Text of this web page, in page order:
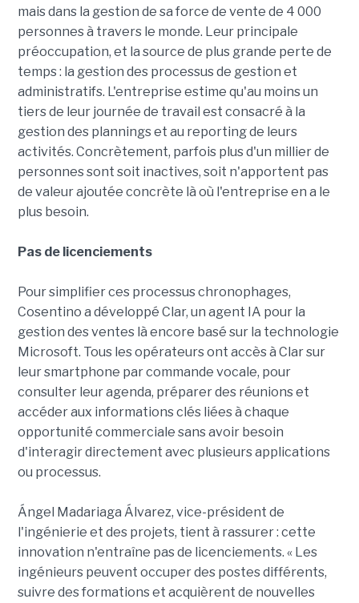
mais dans la gestion de sa force de vente de 4 000
personnes à travers le monde. Leur principale
préoccupation, et la source de plus grande perte de
temps : la gestion des processus de gestion et
administratifs. L'entreprise estime qu'au moins un
tiers de leur journée de travail est consacré à la
gestion des plannings et au reporting de leurs
activités. Concrètement, parfois plus d'un millier de
personnes sont soit inactives, soit n'apportent pas
de valeur ajoutée concrète là où l'entreprise en a le
plus besoin.
Pas de licenciements
Pour simplifier ces processus chronophages,
Cosentino a développé Clar, un agent IA pour la
gestion des ventes là encore basé sur la technologie
Microsoft. Tous les opérateurs ont accès à Clar sur
leur smartphone par commande vocale, pour
consulter leur agenda, préparer des réunions et
accéder aux informations clés liées à chaque
opportunité commerciale sans avoir besoin
d'interagir directement avec plusieurs applications
ou processus.
Ángel Madariaga Álvarez, vice-président de
l'ingénierie et des projets, tient à rassurer : cette
innovation n'entraîne pas de licenciements. « Les
ingénieurs peuvent occuper des postes différents,
suivre des formations et acquièrent de nouvelles